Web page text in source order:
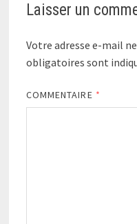
Laisser un
Votre adresse e-mail
obligatoires sont
COMMENTAIRE *